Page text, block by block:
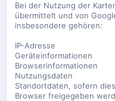
Bei der Nutzung der
übermittelt und von
insbesondere gehören:
IP-Adresse
Geräteinformationen
Browserinformationen
Nutzungsdaten
Standortdaten, sofern
Browser freigegeben